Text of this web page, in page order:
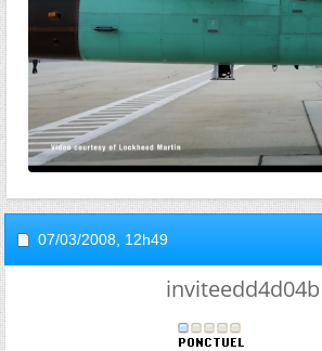
07/03/2008, 12h49
inviteedd4d04b